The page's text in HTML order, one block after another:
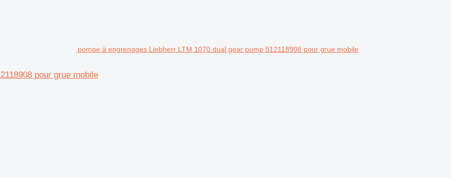
pompe à engrenages Liebherr LTM 1070 dual gear pump 512118908 pour grue mobile
pour grue mobile